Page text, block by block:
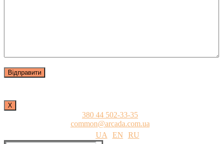
Х
380 44 502-33-35
common@arcada.com.ua
UA
EN
RU